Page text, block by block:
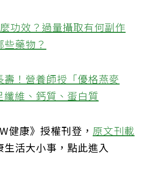
功效？過量攝取有何副作
藥物？
壽！營養師授「優格燕麥
纖維、鈣質、蛋白質
健康》授權刊登， 原文刊載
活大小事，點此進入